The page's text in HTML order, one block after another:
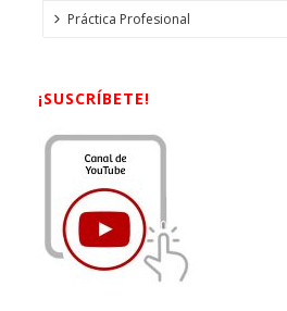
Práctica Profesional
¡SUSCRÍBETE!